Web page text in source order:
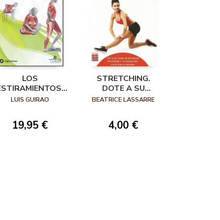
LOS
Y SALUD
LUIS GUIRAO
19,95 €
STRETCHING.
DOTE A SU
CUERPO DE UNA
CORRIJA
BEATRICE LASSARRE
4,00 €